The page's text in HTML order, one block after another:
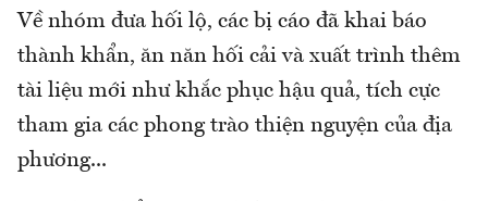
Về nhóm đưa hối lộ, các bị cáo đã khai báo
thành khẩn, ăn năn hối cải và xuất trình thêm
tài liệu mới như khắc phục hậu quả, tích cực
tham gia các phong trào thiện nguyện của địa
phương...